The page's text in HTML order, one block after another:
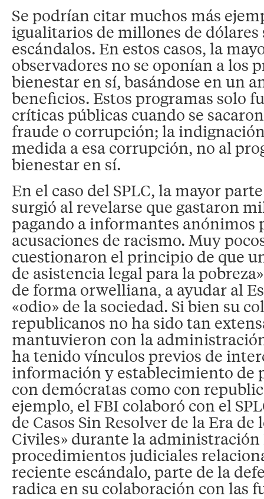
Se podrían citar muchos más
igualitarios de millones de dólares
escándalos. En estos casos, la
observadores no se oponían a los
bienestar en sí, basándose en un
beneficios. Estos programas solo
críticas públicas cuando se
fraude o corrupción; la
medida a esa corrupción, no al
bienestar en sí.
En el caso del SPLC, la mayor
surgió al revelarse que gastaron
pagando a informantes anónimos
acusaciones de racismo. Muy
cuestionaron el principio de que
de asistencia legal para la
de forma orwelliana, a ayudar al
«odio» de la sociedad. Si bien su
republicanos no ha sido tan
mantuvieron con la
ha tenido vínculos previos de
información y establecimiento de
con demócratas como con
ejemplo, el FBI colaboró ​​con el
de Casos Sin Resolver de la Era de
Civiles» durante la administración
procedimientos judiciales
reciente escándalo, parte de la
radica en su colaboración con las